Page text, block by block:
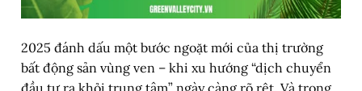
2025 đánh dấu một bước ngoặt mới của thị trường
bất động sản vùng ven – khi xu hướng “dịch chuyển
đầu tư ra khỏi trung tâm” ngày càng rõ rệt. Và trong